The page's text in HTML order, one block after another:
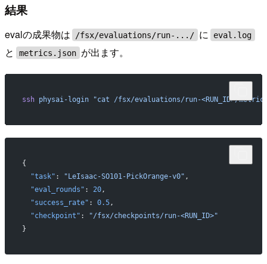
結果
evalの成果物は /fsx/evaluations/run-.../ に eval.log
と metrics.json が出ます。
ssh physai-login "cat /fsx/evaluations/run-<RUN_ID>/
{
  "task"
: "LeIsaac-SO101-PickOrange-v0" ,
  "eval_rounds"
: 20,
  "success_rate"
: 0.5,
  "checkpoint"
:
"/fsx/checkpoints/run-<RUN_ID>"
}